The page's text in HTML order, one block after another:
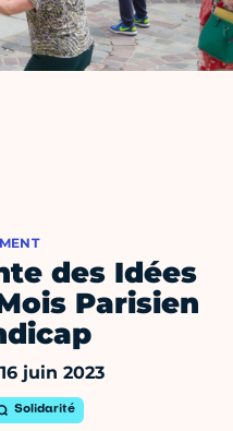
des Idées
Parisien
juin 2023
Solidarité